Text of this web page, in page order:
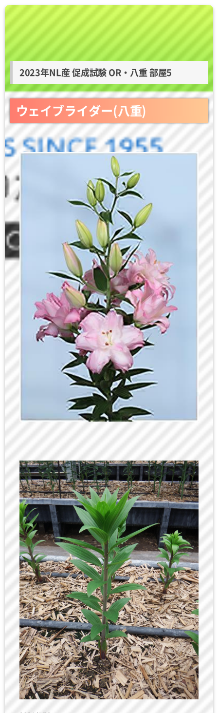
2023年NL産 促成試験 OR・八重 部屋5
ウェイブライダー(八重)